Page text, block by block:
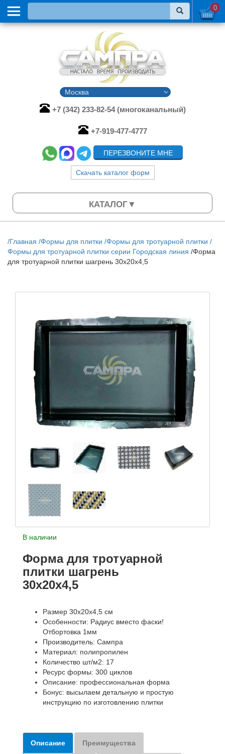
/Главная /Формы для плитки /Формы для тротуарной плитки /
Формы для тротуарной плитки серии Городская линия /Форма
для тротуарной плитки шагрень 30х20х4,5
В наличии
Форма для тротуарной
плитки шагрень
30х20х4,5
Размер 30х20х4,5 см
Особенности: Радиус вместо фаски!
Отбортовка 1мм
Производитель: Сампра
Материал: полипропилен
Количество шт/м2: 17
Ресурс формы: 300 циклов
Описание: профессиональная форма
Бонус: высылаем детальную и простую
инструкцию по изготовлению плитки
Описание Преимущества
+7 (342) 233-82-54 (многоканальный)
+7-919-477-4777
ПЕРЕЗВОНИТЕ МНЕ
Скачать каталог форм
0
КАТАЛОГ